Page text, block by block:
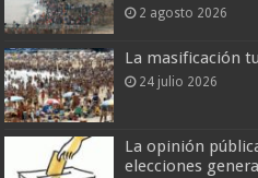
2 agosto 2026
La masificación
24 julio 2026
La opinión
elecciones